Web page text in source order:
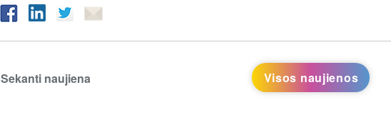
Sekanti naujiena Visos naujienos